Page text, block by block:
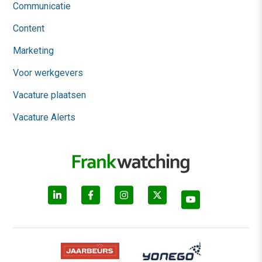
Communicatie
Content
Marketing
Voor werkgevers
Vacature plaatsen
Vacature Alerts